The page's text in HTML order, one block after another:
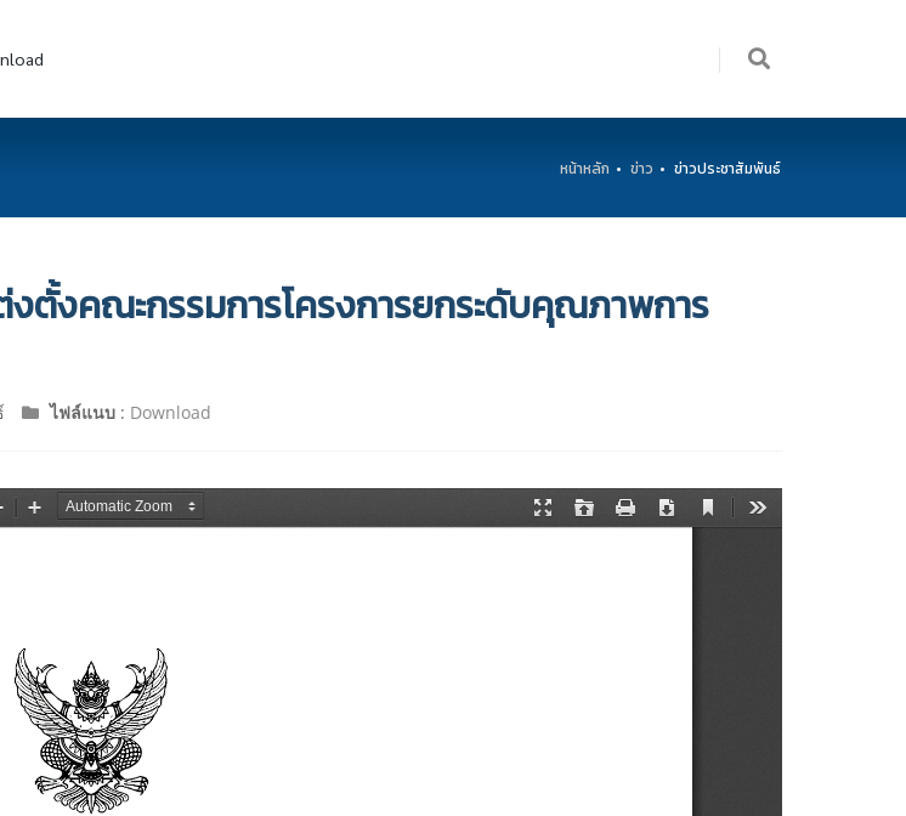
หน้าหลัก ข่าว ข่าวประชาสัมพันธ์
ตั้งคณะกรรมการโครงการยกระดับคุณภาพการ
ไฟล์แนบ : Download